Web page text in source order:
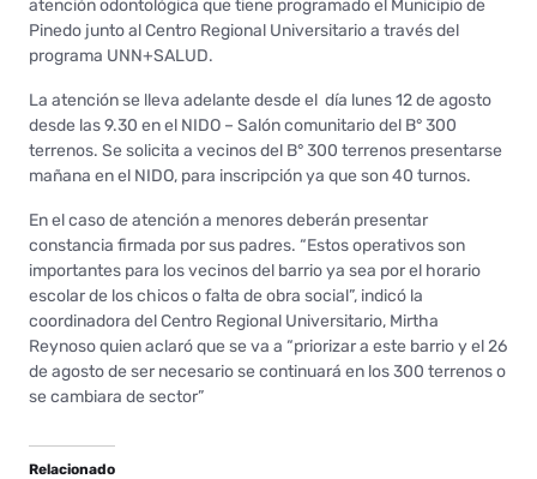
atención odontológica que tiene programado el Municipio de
Pinedo junto al Centro Regional Universitario a través del
programa UNN+SALUD.
La atención se lleva adelante desde el día lunes 12 de agosto
desde las 9.30 en el NIDO – Salón comunitario del B° 300
terrenos. Se solicita a vecinos del B° 300 terrenos presentarse
mañana en el NIDO, para inscripción ya que son 40 turnos.
En el caso de atención a menores deberán presentar
constancia firmada por sus padres. “Estos operativos son
importantes para los vecinos del barrio ya sea por el horario
escolar de los chicos o falta de obra social”, indicó la
coordinadora del Centro Regional Universitario, Mirtha
Reynoso quien aclaró que se va a “priorizar a este barrio y el 26
de agosto de ser necesario se continuará en los 300 terrenos o
se cambiara de sector”
Relacionado